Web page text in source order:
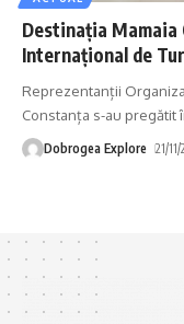
Destinația Mamaia
Internaţional de
Reprezentanții
Constanța s-au pregătit
Dobrogea Explore 21/